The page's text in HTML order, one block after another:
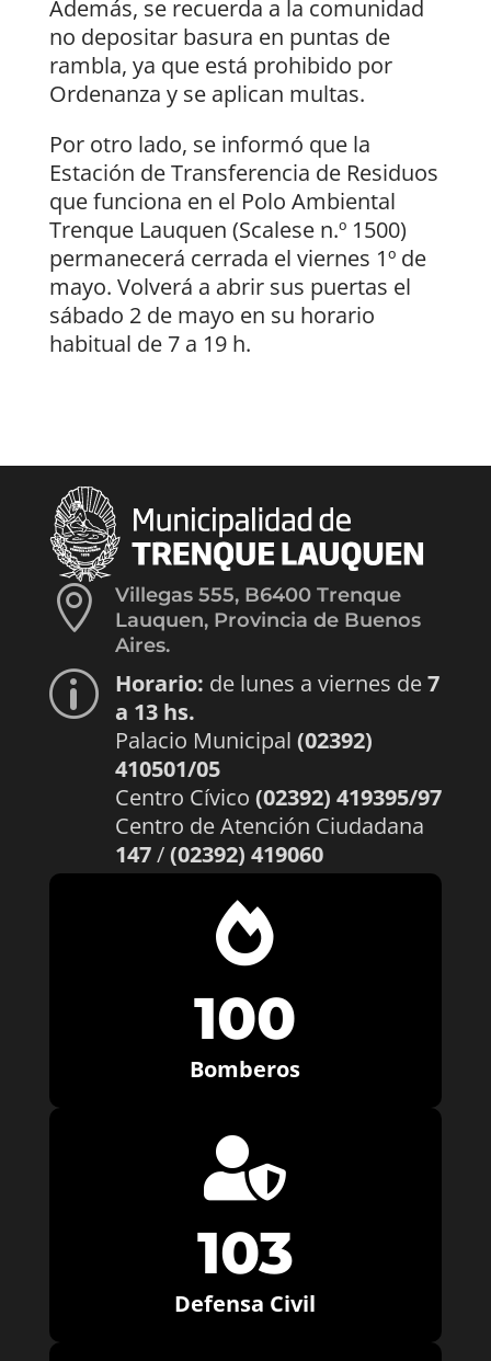
Además, se recuerda a la comunidad
no depositar basura en puntas de
rambla, ya que está prohibido por
Ordenanza y se aplican multas.
Por otro lado, se informó que la
Estación de Transferencia de Residuos
que funciona en el Polo Ambiental
Trenque Lauquen (Scalese n.º 1500)
permanecerá cerrada el viernes 1º de
mayo. Volverá a abrir sus puertas el
sábado 2 de mayo en su horario
habitual de 7 a 19 h.

Villegas 555, B6400 Trenque
Lauquen, Provincia de Buenos
Aires.
p Horario: de lunes a viernes de7
a 13 hs.
Palacio Municipal (02392)
410501/05
Centro Cívico (02392) 419395/97
Centro de Atención Ciudadana
147/(02392) 419060

100
Bomberos

103
Defensa Civil